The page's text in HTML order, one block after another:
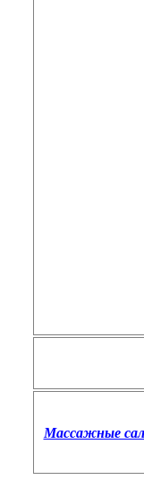
Массажные